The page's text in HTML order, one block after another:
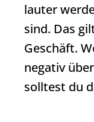
lauter
sind. Das
Geschäft.
negativ
solltest du